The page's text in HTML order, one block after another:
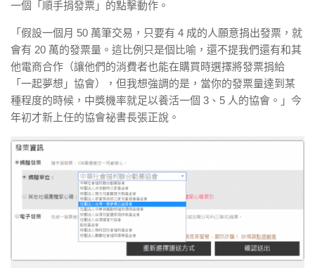
一個「順手捐發票」的點擊動作。
「假設一個月 50 萬筆交易，只要有 4 成的人願意捐出發票，就
會有 20 萬的發票量。這比例只是個比喻，還不提我們還有和其
他電商合作（讓他們的消費者也能在購買時選擇將發票捐給
「一起夢想」協會），但我想強調的是，當你的發票量達到某
種程度的時候，中獎機率就足以養活一個 3、5 人的協會。」今
年初才新上任的協會祕書長張正說。